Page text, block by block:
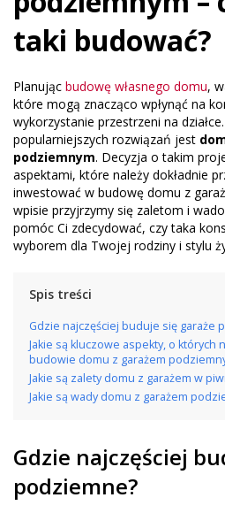
taki budować?
Planując budowę własnego domu,
które mogą znacząco wpłynąć na
wykorzystanie przestrzeni na
popularniejszych rozwiązań jest
podziemnym. Decyzja o takim
aspektami, które należy dokładnie
inwestować w budowę domu z
wpisie przyjrzymy się zaletom i
pomóc Ci zdecydować, czy taka
wyborem dla Twojej rodziny i stylu
Spis treści
Gdzie najczęściej buduje się garaże
Jakie są kluczowe aspekty, o których
budowie domu z garażem
Jakie są zalety domu z garażem w
Jakie są wady domu z garażem
Gdzie najczęściej
podziemne?